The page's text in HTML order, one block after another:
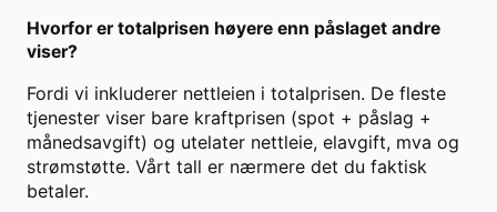
Hvorfor er totalprisen høyere enn påslaget andre
viser?
Fordi vi inkluderer nettleien i totalprisen. De fleste
tjenester viser bare kraftprisen (spot + påslag +
månedsavgift) og utelater nettleie, elavgift, mva og
strømstøtte. Vårt tall er nærmere det du faktisk
betaler.